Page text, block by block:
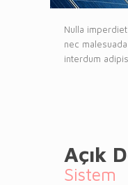
Nulla
nec
interdum
Açık
Sistem